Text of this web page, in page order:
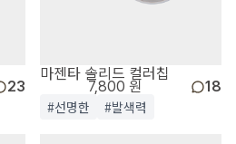
23
마젠타 솔리드 컬러칩
7,800 원 18
#선명한 #발색력